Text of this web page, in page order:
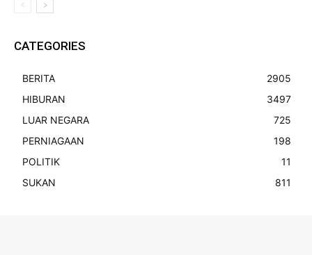
CATEGORIES
BERITA
2905
HIBURAN
3497
LUAR NEGARA
725
PERNIAGAAN
198
POLITIK
11
SUKAN
811